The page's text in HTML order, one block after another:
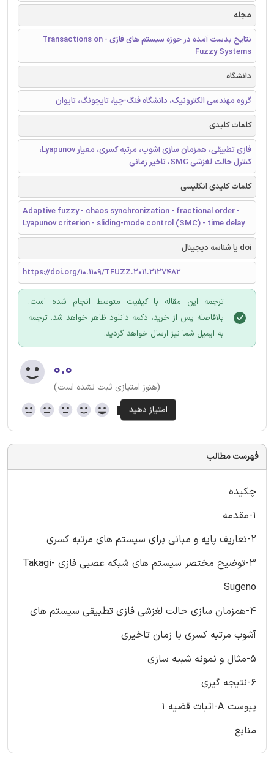
مجله
نتایج بدست آمده در حوزه سیستم های فازی - Transactions on
Fuzzy Systems
دانشگاه
گروه مهندسی الکترونیک، دانشگاه فنگ-چیا، تایچونگ، تایوان
کلمات کلیدی
فازی تطبیقی، همزمان سازی آشوب، مرتبه کسری، معیار Lyapunov،
کنترل حالت لغزشی SMC، تاخیر زمانی
کلمات کلیدی انگلیسی
Adaptive fuzzy - chaos synchronization - fractional order -
Lyapunov criterion - sliding-mode control (SMC) - time delay
doi یا شناسه دیجیتال
https://doi.org/10.1109/TFUZZ.2011.2127482
ترجمه این مقاله با کیفیت متوسط انجام شده است.
بلافاصله پس از خرید، دکمه دانلود ظاهر خواهد شد. ترجمه
به ایمیل شما نیز ارسال خواهد گردید.
۰.۰
(هنوز امتیازی ثبت نشده است)
فهرست مطالب
چکیده
1-مقدمه
2-تعاریف پایه و مبانی برای سیستم های مرتبه کسری
3-توضیح مختصر سیستم های شبکه عصبی فازی Takagi-
Sugeno
4-همزمان سازی حالت لغزشی فازی تطبیقی سیستم های
آشوب مرتبه کسری با زمان تاخیری
5-مثال و نمونه شبیه سازی
6-نتیجه گیری
پیوست A-اثبات قضیه 1
منابع